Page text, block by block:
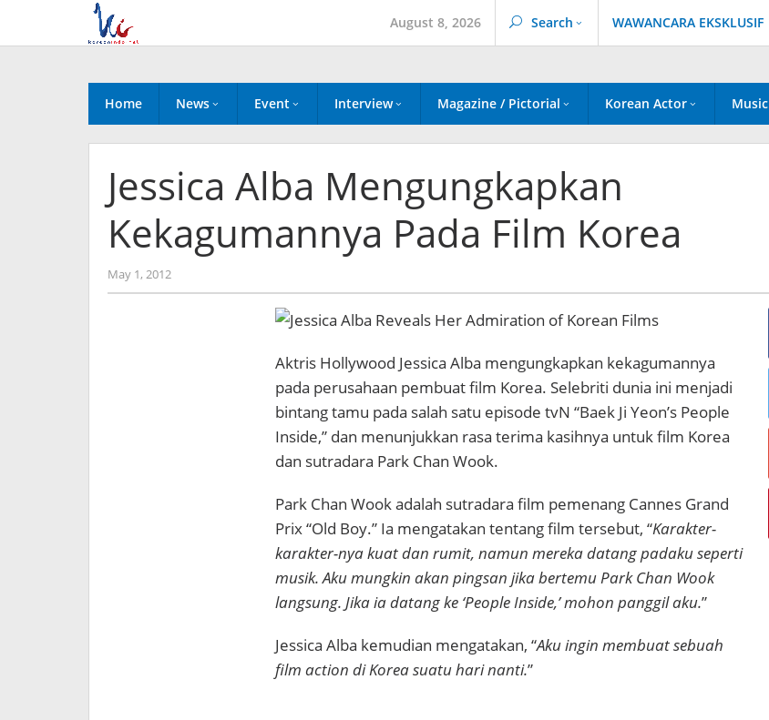
content
August 8, 2026 Search WAWANCARA EKSKLUSIF
Home News Event Interview Magazine / Pictorial Korean Actor Music
Jessica Alba Mengungkapkan
Kekagumannya Pada Film Korea
May 1, 2012by
Koreanindo
Aktris Hollywood Jessica Alba mengungkapkan kekagumannya
pada perusahaan pembuat film Korea. Selebriti dunia ini menjadi
bintang tamu pada salah satu episode tvN “Baek Ji Yeon’s People
Inside,” dan menunjukkan rasa terima kasihnya untuk film Korea
dan sutradara Park Chan Wook.
Park Chan Wook adalah sutradara film pemenang Cannes Grand
Prix “Old Boy.” Ia mengatakan tentang film tersebut, “Karakter-
karakter-nya kuat dan rumit, namun mereka datang padaku seperti
musik. Aku mungkin akan pingsan jika bertemu Park Chan Wook
langsung. Jika ia datang ke ‘People Inside,’ mohon panggil aku.”
Jessica Alba kemudian mengatakan, “Aku ingin membuat sebuah
film action di Korea suatu hari nanti.”